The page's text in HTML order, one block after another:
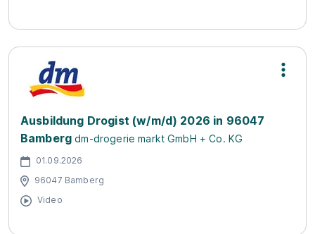
Ausbildung Drogist (w/m/d) 2026 in 96047
Bamberg dm-drogerie markt GmbH + Co. KG
01.09.2026
96047 Bamberg
Video